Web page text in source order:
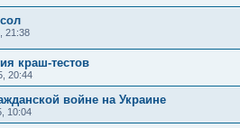
21:38
краш-тестов
20:44
войне на Украине
10:04